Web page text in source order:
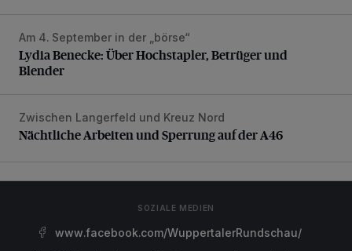
Lydia Benecke: Über Hochstapler, Betrüger und Blender
Am 4. September in der „börse“
Lydia Benecke: Über Hochstapler, Betrüger und
Blender
Nächtliche Arbeiten und Sperrung auf der A46
Zwischen Langerfeld und Kreuz Nord
Nächtliche Arbeiten und Sperrung auf der A46
SOZIALE MEDIEN
www.facebook.com/WuppertalerRundschau/